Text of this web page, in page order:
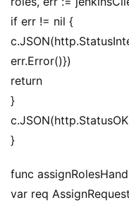
if err != nil {
err.Error()})
return
}
}
func
var req AssignRequest